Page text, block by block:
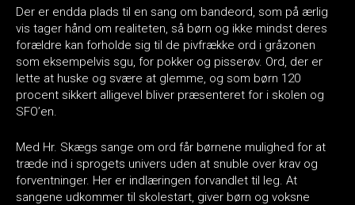
Der er endda plads til en sang om bandeord, som på ærlig
vis tager hånd om realiteten, så børn og ikke mindst deres
forældre kan forholde sig til de pivfrække ord i gråzonen
som eksempelvis sgu, for pokker og pisserøv. Ord, der er
lette at huske og svære at glemme, og som børn 120
procent sikkert alligevel bliver præsenteret for i skolen og
SFO’en.
Med Hr. Skægs sange om ord får børnene mulighed for at
træde ind i sprogets univers uden at snuble over krav og
forventninger. Her er indlæringen forvandlet til leg. At
sangene udkommer til skolestart, giver børn og voksne